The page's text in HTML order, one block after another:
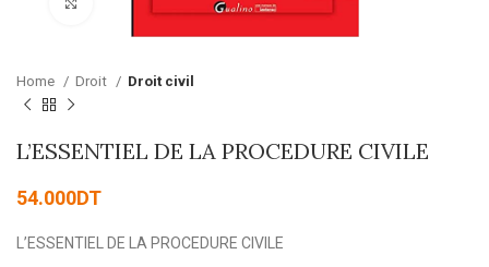
Home Droit Droit civil
L’ESSENTIEL DE LA PROCEDURE CIVILE
54.000DT
L’ESSENTIEL DE LA PROCEDURE CIVILE